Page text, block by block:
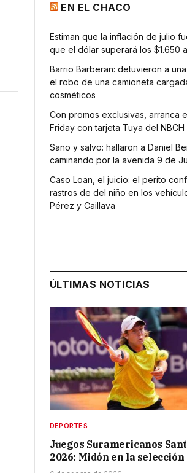
EN EL CHACO
Estiman que la inflación de julio
que el dólar superará los $1.650
Barrio Barberan: detuvieron a
el robo de una camioneta
cosméticos
Con promos exclusivas, arranca
Friday con tarjeta Tuya del NBCH
Sano y salvo: hallaron a Daniel
caminando por la avenida 9 de
Caso Loan, el juicio: el perito
rastros de del niño en los
Pérez y Caillava
ÚLTIMAS NOTICIAS
DEPORTES
Juegos Suramericanos
2026: Midón en la selección